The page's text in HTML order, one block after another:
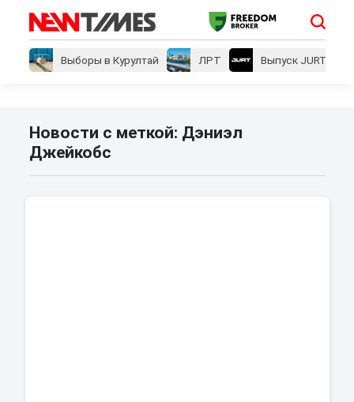
Выборы в Курултай ЛРТ Выпуск JURT
Новости с меткой: Дэниэл
Джейкобс